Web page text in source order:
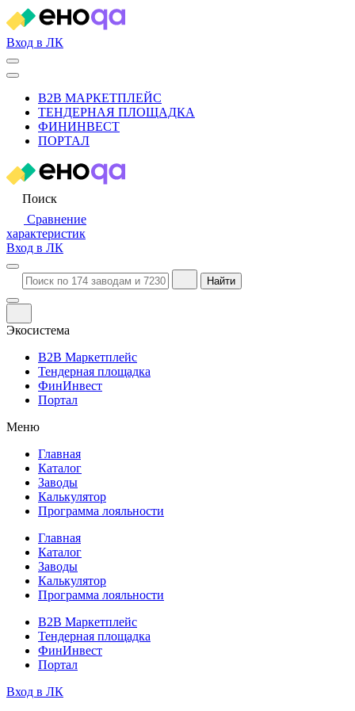
Вход в ЛК
B2B МАРКЕТПЛЕЙС
ТЕНДЕРНАЯ ПЛОЩАДКА
ФИНИНВЕСТ
ПОРТАЛ
Поиск
Сравнение
характеристик
Вход в ЛК
Найти
Экосистема
B2B Маркетплейс
Тендерная площадка
ФинИнвест
Портал
Меню
Главная
Каталог
Заводы
Калькулятор
Программа лояльности
Главная
Каталог
Заводы
Калькулятор
Программа лояльности
B2B Маркетплейс
Тендерная площадка
ФинИнвест
Портал
Вход в ЛК